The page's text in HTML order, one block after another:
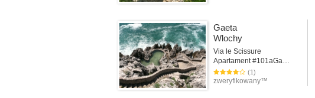
Gaeta
Wlochy
Via le Scissure
Apartament #101aGaeta
(1)
zweryfikowany™